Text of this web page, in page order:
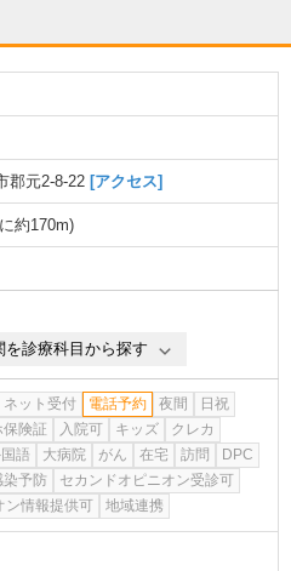
郡元2-8-22 [アクセス]
約170m)
を診療科目から探す
ネット受付 電話予約 夜間
日祝
保険証 入院可 キッズ
クレカ
語 大病院 がん 在宅 訪問
DPC
染予防
セカンドオピニオン受診可
ン情報提供可
地域連携